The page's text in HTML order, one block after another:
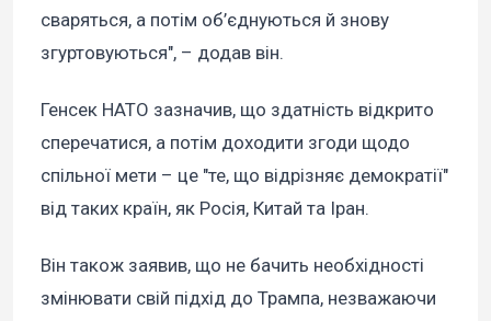
сваряться, а потім об’єднуються й знову
згуртовуються", – додав він.
Генсек НАТО зазначив, що здатність відкрито
сперечатися, а потім доходити згоди щодо
спільної мети – це "те, що відрізняє демократії"
від таких країн, як Росія, Китай та Іран.
Він також заявив, що не бачить необхідності
змінювати свій підхід до Трампа, незважаючи